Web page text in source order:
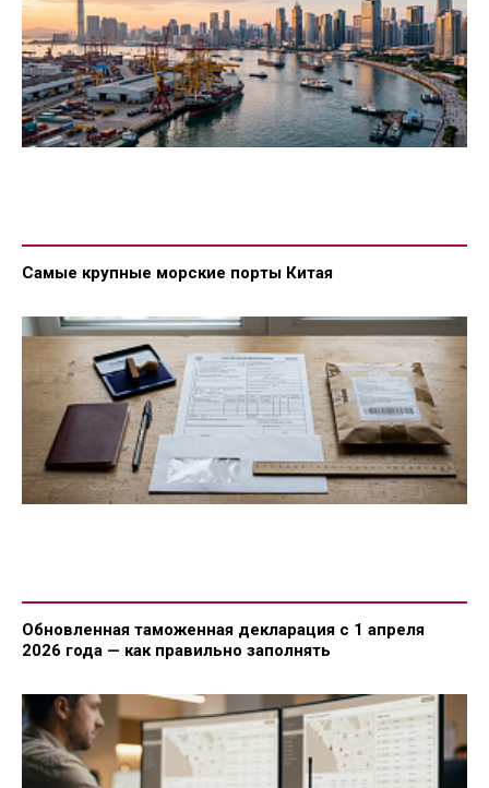
Самые крупные морские порты Китая
Обновленная таможенная декларация с 1 апреля
2026 года — как правильно заполнять